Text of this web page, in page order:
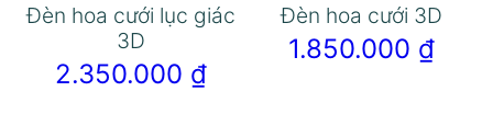
Đèn hoa cưới lục giác
3D
2.350.000 ₫
Đèn hoa cưới 3D
1.850.000 ₫